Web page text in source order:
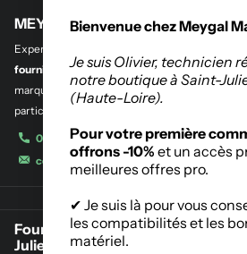
MEYGAL MATERIEL
Experts en
fourniture industrielle.Découvrez notre
marques de l’outillage destinés aux
particuliers.
04 71 08 42 11
contact@meygalmat.fr
Fournisseur de matériaux de
Julien-Chapteuil
Bienvenue chez Meygal
Je suis Olivier, technicien
notre boutique à Saint-
(Haute-Loire).
Pour votre première
offrons -10% et un accès
meilleures offres pro.
✔ Je suis là pour vous
les compatibilités et les
matériel.